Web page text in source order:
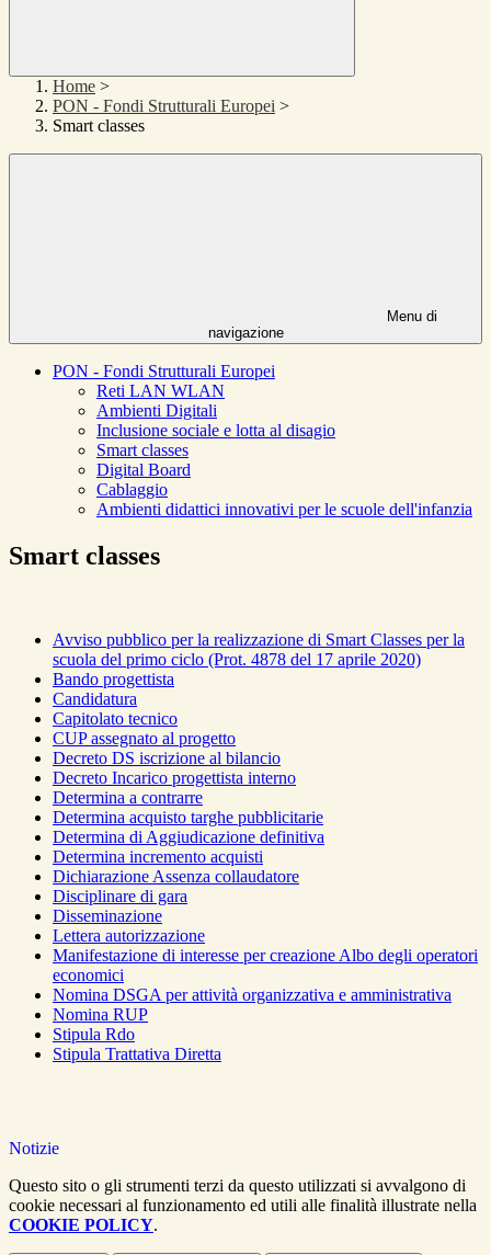
Home >
PON - Fondi Strutturali Europei >
Smart classes
Menu di
navigazione
PON - Fondi Strutturali Europei
Reti LAN WLAN
Ambienti Digitali
Inclusione sociale e lotta al disagio
Smart classes
Digital Board
Cablaggio
Ambienti didattici innovativi per le scuole dell'infanzia
Smart classes
Avviso pubblico per la realizzazione di Smart Classes per la
scuola del primo ciclo (Prot. 4878 del 17 aprile 2020)
Bando progettista
Candidatura
Capitolato tecnico
CUP assegnato al progetto
Decreto DS iscrizione al bilancio
Decreto Incarico progettista interno
Determina a contrarre
Determina acquisto targhe pubblicitarie
Determina di Aggiudicazione definitiva
Determina incremento acquisti
Dichiarazione Assenza collaudatore
Disciplinare di gara
Disseminazione
Lettera autorizzazione
Manifestazione di interesse per creazione Albo degli operatori
economici
Nomina DSGA per attività organizzativa e amministrativa
Nomina RUP
Stipula Rdo
Stipula Trattativa Diretta
Notizie
Questo sito o gli strumenti terzi da questo utilizzati si avvalgono di
cookie necessari al funzionamento ed utili alle finalità illustrate nella
COOKIE POLICY.